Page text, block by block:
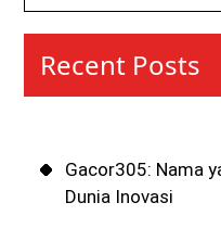
Recent Posts
Gacor305: Nama
Dunia Inovasi